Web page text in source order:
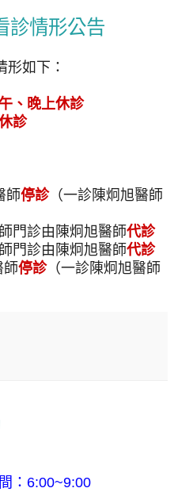
診情形公告
形如下：
、晚上休診
診
師停診（一診陳炯旭醫師
門診由陳炯旭醫師代診
門診由陳炯旭醫師代診
停診（一診陳炯旭醫師
：6:00~9:00